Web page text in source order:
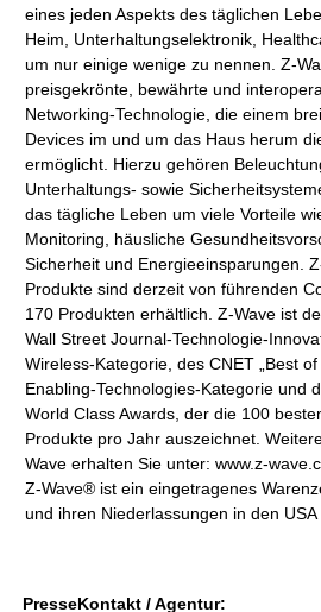
eines jeden Aspekts des täglichen
Heim, Unterhaltungselektronik,
um nur einige wenige zu nennen. Z-
preisgekrönte, bewährte und
Networking-Technologie, die einem
Devices im und um das Haus herum
ermöglicht. Hierzu gehören
Unterhaltungs- sowie
das tägliche Leben um viele Vorteile
Monitoring, häusliche
Sicherheit und Energieeinsparungen.
Produkte sind derzeit von führenden
170 Produkten erhältlich. Z-Wave ist
Wall Street Journal-Technologie-
Wireless-Kategorie, des CNET „Best
Enabling-Technologies-Kategorie und
World Class Awards, der die 100
Produkte pro Jahr auszeichnet.
Wave erhalten Sie unter: www.z-
Z-Wave® ist ein eingetragenes
und ihren Niederlassungen in den
PresseKontakt / Agentur: